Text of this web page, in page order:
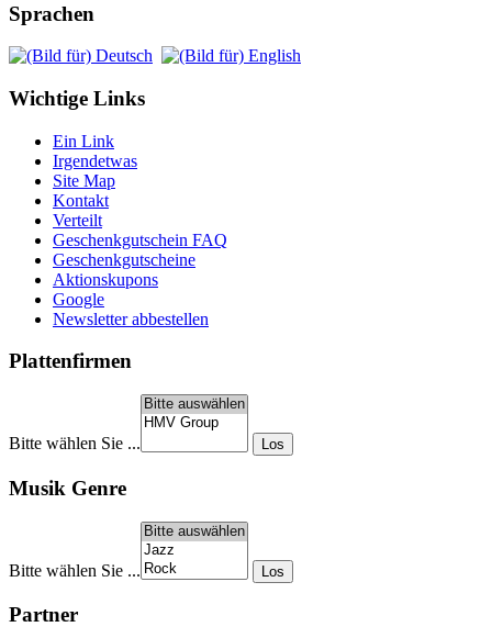
Sprachen
Wichtige Links
Ein Link
Irgendetwas
Site Map
Kontakt
Verteilt
Geschenkgutschein FAQ
Geschenkgutscheine
Aktionskupons
Google
Newsletter abbestellen
Plattenfirmen
Bitte wählen Sie ...
Musik Genre
Bitte wählen Sie ...
Partner